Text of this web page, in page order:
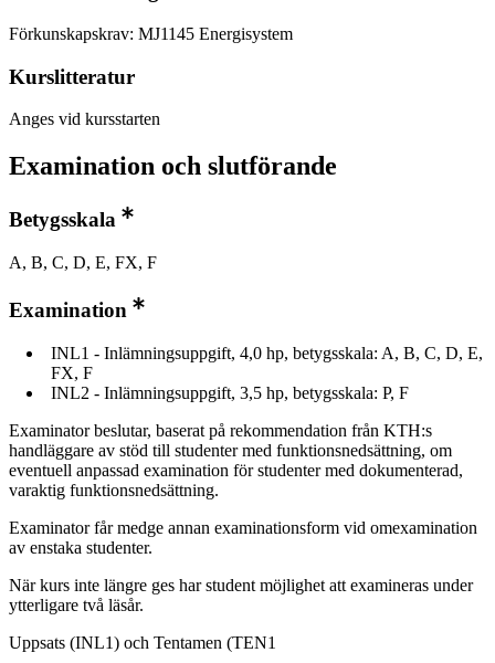
Förkunskapskrav: MJ1145 Energisystem
Kurslitteratur
Anges vid kursstarten
Examination och slutförande
Betygsskala
A, B, C, D, E, FX, F
Examination
INL1 - Inlämningsuppgift, 4,0 hp, betygsskala: A, B, C, D, E,
FX, F
INL2 - Inlämningsuppgift, 3,5 hp, betygsskala: P, F
Examinator beslutar, baserat på rekommendation från KTH:s
handläggare av stöd till studenter med funktionsnedsättning, om
eventuell anpassad examination för studenter med dokumenterad,
varaktig funktionsnedsättning.
Examinator får medge annan examinationsform vid omexamination
av enstaka studenter.
När kurs inte längre ges har student möjlighet att examineras under
ytterligare två läsår.
Uppsats (INL1) och Tentamen (TEN1